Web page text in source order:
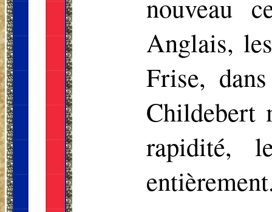
nouveau
Anglais,
Frise,
Childebert
rapidité,